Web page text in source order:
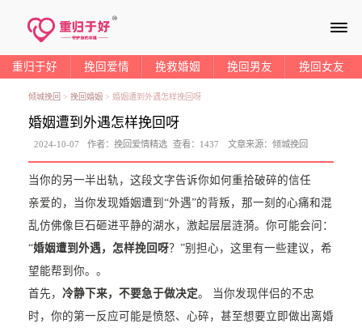
≡
重归于好 挽回爱情 挽救婚姻 挽回男友 挽回女友
倾城挽回 > 挽回婚姻 > 婚姻遭到外遇怎样挽回呀
婚姻遭到外遇怎样挽回呀
2024-10-07 作者：挽回爱情精选 查看： 1437 文章来源： 倾城挽回
当你的另一半出轨，这段文字告诉你如何重拾破碎的信任
亲爱的，当你发现婚姻遭到“外遇”的背叛，那一刻的心痛和混
乱仿佛像巨石砸进平静的湖水，激起层层涟漪。你可能会问：
“婚姻遭到外遇，怎样挽回呀？”别担心，这里有一些建议，希
望能帮到你。。
首先， 冷静下来，不要急于做决定。 当你发现伴侣的不忠
时，你的第一反应可能是愤怒、心碎，甚至想要立即做出离婚